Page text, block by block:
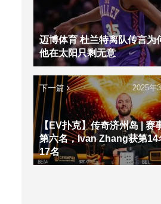
迈博体育 杜兰特离队传言为
他在太阳只剩无意
下一篇
【EV扑克】传奇济州岛 | 赛
第六名，Ivan Zhang获第14
17名
2025年